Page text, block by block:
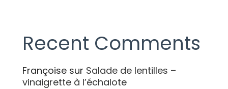
Recent Comments
Françoise sur Salade de lentilles –
vinaigrette à l’échalote